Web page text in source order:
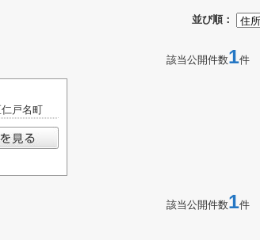
並び順：
該当公開件数1件
戸名町
該当公開件数1件